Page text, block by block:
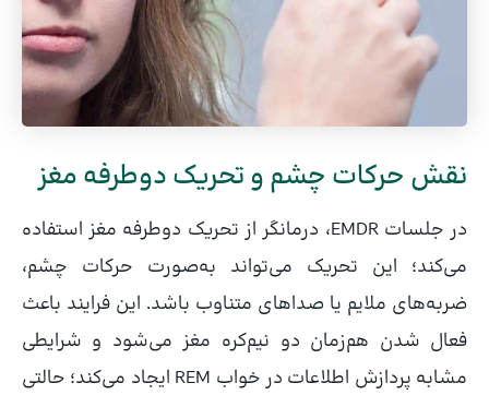
نقش حرکات چشم و تحریک دوطرفه مغز
در جلسات EMDR، درمانگر از تحریک دوطرفه مغز استفاده
می‌کند؛ این تحریک می‌تواند به‌صورت حرکات چشم،
ضربه‌های ملایم یا صداهای متناوب باشد. این فرایند باعث
فعال شدن هم‌زمان دو نیم‌کره مغز می‌شود و شرایطی
مشابه پردازش اطلاعات در خواب REM ایجاد می‌کند؛ حالتی